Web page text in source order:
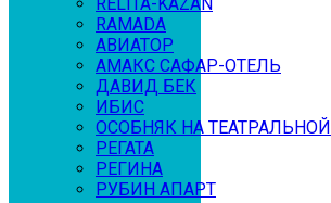
RAMADA
АВИАТОР
АМАКС САФАР-ОТЕЛЬ
ДАВИД БЕК
ИБИС
ОСОБНЯК НА ТЕАТРАЛЬНОЙ
РЕГАТА
РЕГИНА
РУБИН АПАРТ